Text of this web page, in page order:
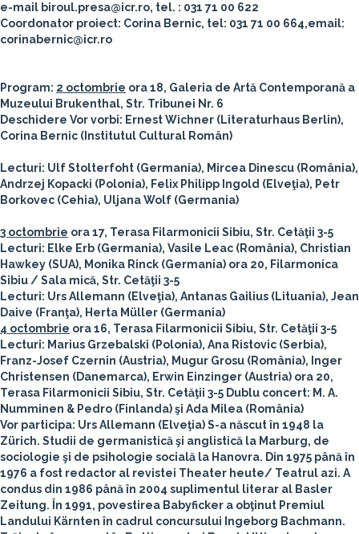
e-mail biroul.presa@icr.ro, tel. : 031 71 00 622
Coordonator proiect: Corina Bernic, tel: 031 71 00 664,email:
corinabernic@icr.ro
Program: 2 octombrie ora 18, Galeria de Artă Contemporană a
Muzeului Brukenthal, Str. Tribunei Nr. 6
Deschidere Vor vorbi: Ernest Wichner (Literaturhaus Berlin),
Corina Bernic (Institutul Cultural Român)
Lecturi: Ulf Stolterfoht (Germania), Mircea Dinescu (România),
Andrzej Kopacki (Polonia), Felix Philipp Ingold (Elveţia), Petr
Borkovec (Cehia), Uljana Wolf (Germania)
3 octombrie ora 17, Terasa Filarmonicii Sibiu, Str. Cetăţii 3-5
Lecturi: Elke Erb (Germania), Vasile Leac (România), Christian
Hawkey (SUA), Monika Rinck (Germania) ora 20, Filarmonica
Sibiu / Sala mică, Str. Cetăţii 3-5
Lecturi: Urs Allemann (Elveţia), Antanas Gailius (Lituania), Jean
Daive (Franţa), Herta Müller (Germania)
4 octombrie ora 16, Terasa Filarmonicii Sibiu, Str. Cetăţii 3-5
Lecturi: Marius Grzebalski (Polonia), Ana Ristovic (Serbia),
Franz-Josef Czernin (Austria), Mugur Grosu (România), Inger
Christensen (Danemarca), Erwin Einzinger (Austria) ora 20,
Terasa Filarmonicii Sibiu, Str. Cetăţii 3-5 Dublu concert: M. A.
Numminen & Pedro (Finlanda) şi Ada Milea (România)
Vor participa: Urs Allemann (Elveţia)S-a născut în 1948 la
Zürich. Studii de germanistică şi anglistică la Marburg, de
sociologie şi de psihologie socială la Hanovra. Din 1975 până în
1976 a fost redactor al revistei Theater heute/ Teatrul azi. A
condus din 1986 până în 2004 suplimentul literar al Basler
Zeitung. În 1991, povestirea Babyficker a obţinut Premiul
Landului Kärnten în cadrul concursului Ingeborg Bachmann.